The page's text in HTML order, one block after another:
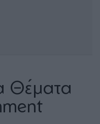
Θέματα